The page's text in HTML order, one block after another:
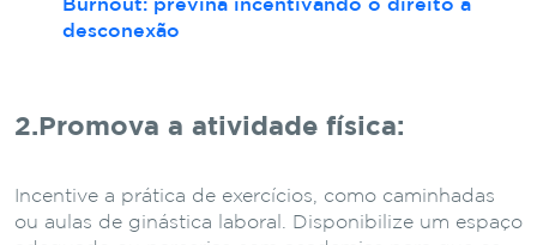
Burnout: previna incentivando o direito à
desconexão
2.Promova a atividade física:
Incentive a prática de exercícios, como caminhadas
ou aulas de ginástica laboral. Disponibilize um espaço